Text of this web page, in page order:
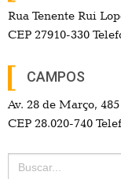
Rua Tenente Rui
CEP 27910-330
CAMPOS
Av. 28 de Março,
CEP 28.020-740
Search
for: